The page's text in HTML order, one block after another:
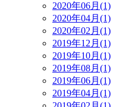
2020年06月(1)
2020年04月(1)
2020年02月(1)
2019年12月(1)
2019年10月(1)
2019年08月(1)
2019年06月(1)
2019年04月(1)